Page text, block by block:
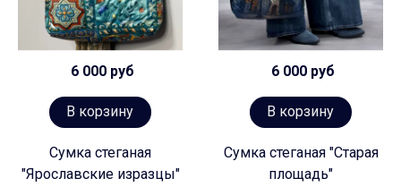
6 000 руб
В корзину
Сумка стеганая
"Ярославские изразцы"
6 000 руб
В корзину
Сумка стеганая "Старая
площадь"